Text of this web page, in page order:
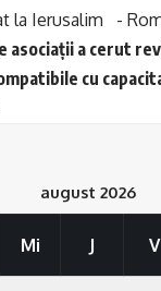
la Ierusalim -
asociații a cerut
cu
august 2026
Mi J V